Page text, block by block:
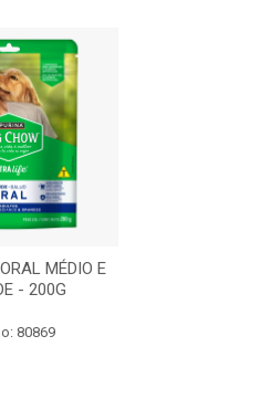
MÉDIO E
- 200G
80869